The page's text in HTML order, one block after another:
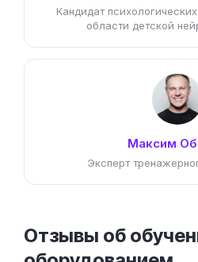
Кандидат
области детской
Максим
Эксперт
Отзывы об